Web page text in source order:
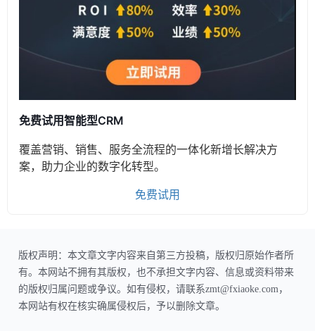
免费试用智能型CRM
覆盖营销、销售、服务全流程的一体化新增长解决方
案，助力企业的数字化转型。
免费试用
版权声明：本文章文字内容来自第三方投稿，版权归原始作者所
有。本网站不拥有其版权，也不承担文字内容、信息或资料带来
的版权归属问题或争议。如有侵权，请联系zmt@fxiaoke.com，
本网站有权在核实确属侵权后，予以删除文章。